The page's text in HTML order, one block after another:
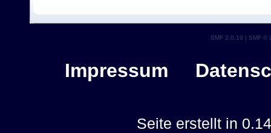
SMF 2.0.19 | SMF ©
Impressum
Seite erstellt in